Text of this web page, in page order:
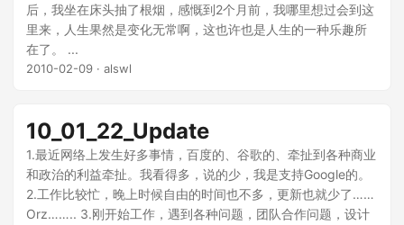
后，我坐在床头抽了根烟，感慨到2个月前，我哪里想过会到这
里来，人生果然是变化无常啊，这也许也是人生的一种乐趣所
在了。 ...
2010-02-09 · alswl
10_01_22_Update
1.最近网络上发生好多事情，百度的、谷歌的、牵扯到各种商业
和政治的利益牵扯。我看得多，说的少，我是支持Google的。
2.工作比较忙，晚上时候自由的时间也不多，更新也就少了……
Orz…….. 3.刚开始工作，遇到各种问题，团队合作问题，设计